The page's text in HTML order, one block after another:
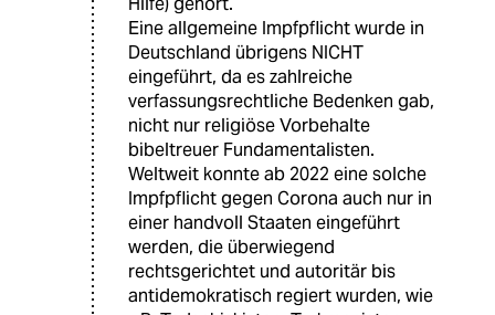
Eine allgemeine Impfpflicht wurde in
Deutschland übrigens NICHT
eingeführt, da es zahlreiche
verfassungsrechtliche Bedenken gab,
nicht nur religiöse Vorbehalte
bibeltreuer Fundamentalisten.
Weltweit konnte ab 2022 eine solche
Impfpflicht gegen Corona auch nur in
einer handvoll Staaten eingeführt
werden, die überwiegend
rechtsgerichtet und autoritär bis
antidemokratisch regiert wurden, wie